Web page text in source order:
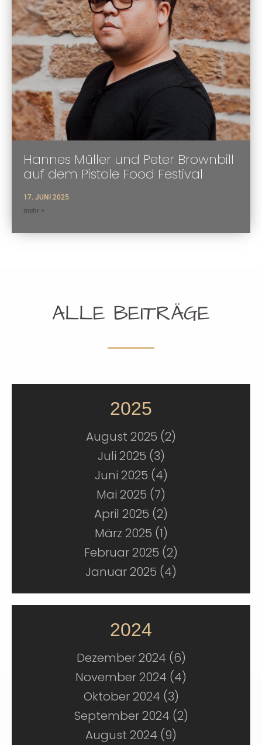
Hannes Müller und Peter Brownbill
auf dem Pistole Food Festival
17. JUNI 2025
mehr >
ALLE BEITRÄGE
2025
August 2025 (2)
Juli 2025 (3)
Juni 2025 (4)
Mai 2025 (7)
April 2025 (2)
März 2025 (1)
Februar 2025 (2)
Januar 2025 (4)
2024
Dezember 2024 (6)
November 2024 (4)
Oktober 2024 (3)
September 2024 (2)
August 2024 (9)